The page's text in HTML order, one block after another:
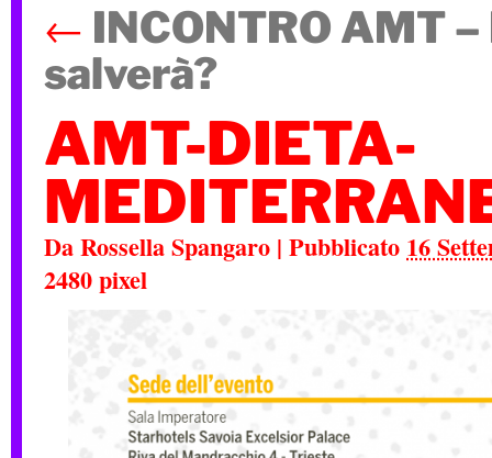
← INCONTRO AMT
salverà?
AMT-DIETA-
DaRossella Spangaro | Pubblicato 16
2480pixel